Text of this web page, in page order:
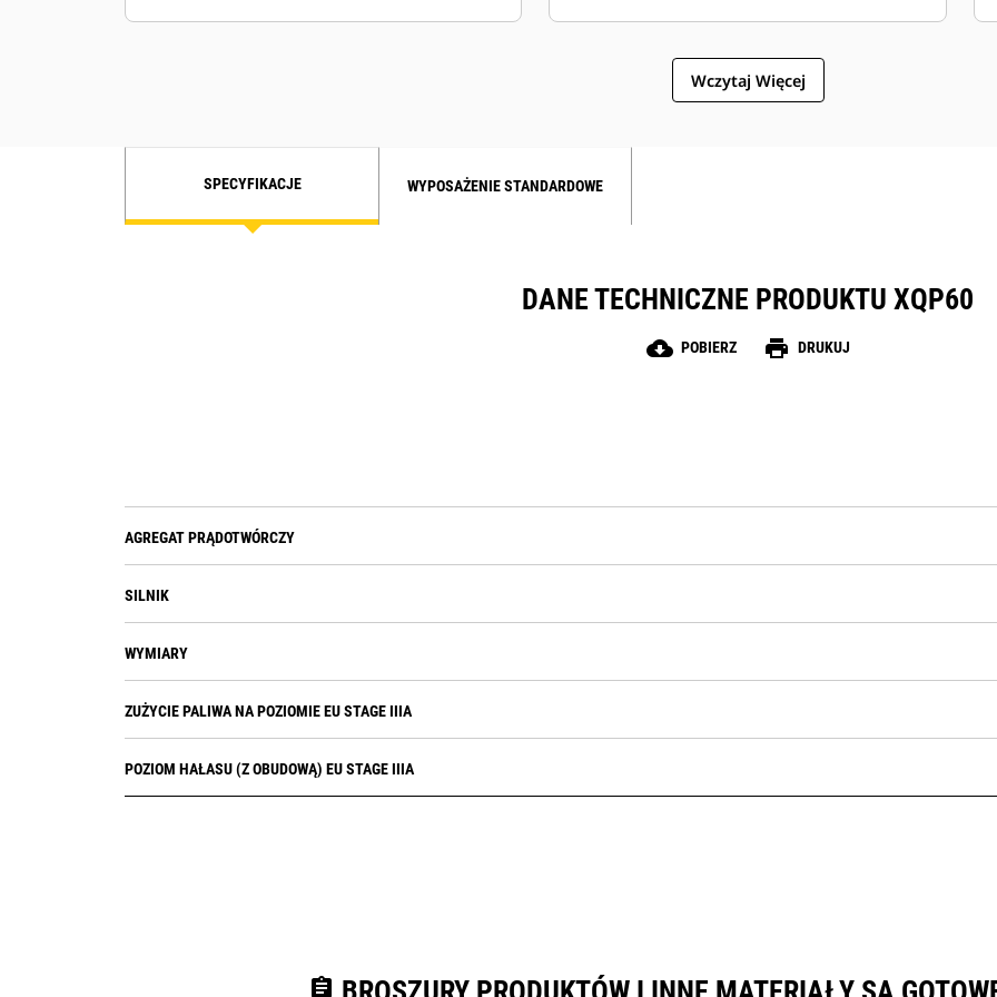
Wczytaj Więcej
SPECYFIKACJE WYPOSAŻENIE STANDARDOWE
DANE TECHNICZNE PRODUKTU XQP60
cloud_download POBIERZ print DRUKUJ
AGREGAT PRĄDOTWÓRCZY
SILNIK
WYMIARY
ZUŻYCIE PALIWA NA POZIOMIE EU STAGE IIIA
POZIOM HAŁASU (Z OBUDOWĄ) EU STAGE IIIA
assignment